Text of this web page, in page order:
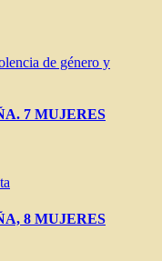
de género y
7 MUJERES
8 MUJERES